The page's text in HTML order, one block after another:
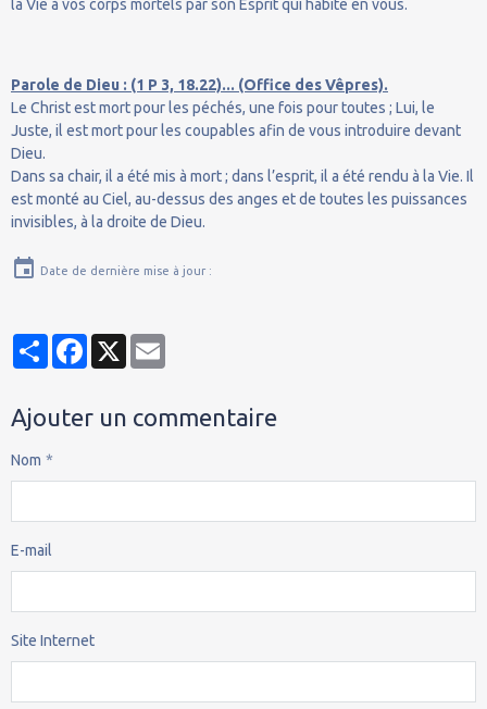
la Vie à vos corps mortels par son Esprit qui habite en vous.
Parole de Dieu : (1 P 3, 18.22)... (Office des Vêpres).
Le Christ est mort pour les péchés, une fois pour toutes ; Lui, le
Juste, il est mort pour les coupables afin de vous introduire devant
Dieu.
Dans sa chair, il a été mis à mort ; dans l’esprit, il a été rendu à la Vie. Il
est monté au Ciel, au-dessus des anges et de toutes les puissances
invisibles, à la droite de Dieu.
Date de dernière mise à jour :
PartagerFacebook
X
Ajouter un commentaire
Nom
E-mail
Site Internet